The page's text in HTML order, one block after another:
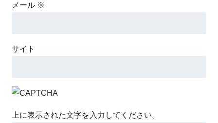
メール ※
サイト
上に表示された文字を入力してください。